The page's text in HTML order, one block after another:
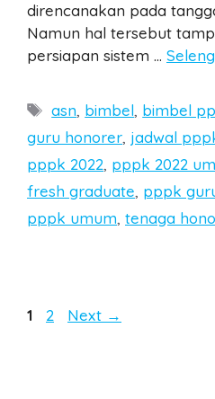
direncanakan pada
Namun hal tersebut
persiapan sistem …
Tags
asn, bimbel, bimbel
guru honorer, jadwal
pppk 2022, pppk 2022
fresh graduate, pppk
pppk umum, tenaga
Post
Page
1 Page
2 Next →